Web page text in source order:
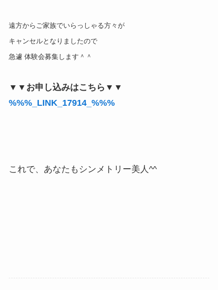
遠方からご家族でいらっしゃる方々が
キャンセルとなりましたので
急遽 体験会募集します＾＾
▼▼お申し込みはこちら▼▼
%%%_LINK_17914_%%%
これで、あなたもシンメトリー美人^^